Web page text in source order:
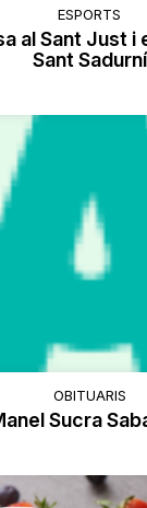
ESPORTS
al Sant Just i
Sant Sadurní
OBITUARIS
Sucra